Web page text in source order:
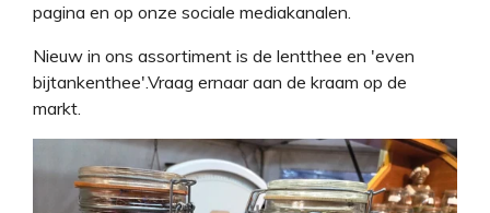
pagina en op onze sociale mediakanalen.
Nieuw in ons assortiment is de lentthee en 'even
bijtankenthee'.Vraag ernaar aan de kraam op de
markt.